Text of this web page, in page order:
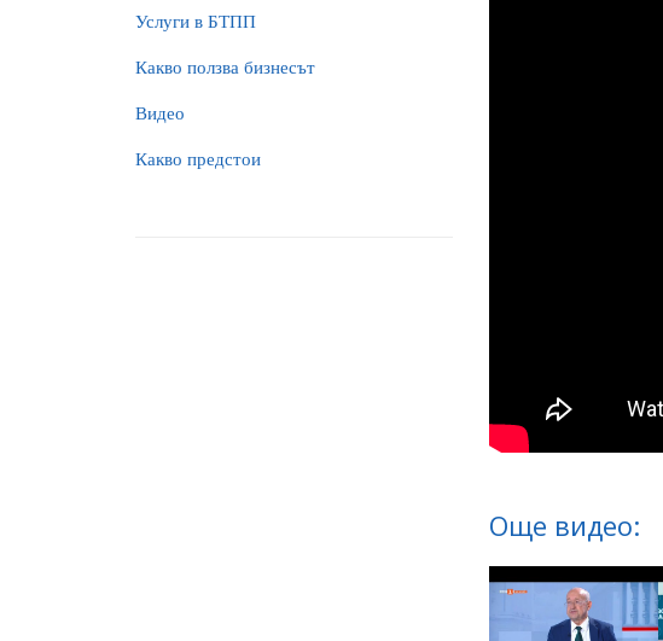
Услуги в БТПП
Какво ползва бизнесът
Видео
Какво предстои
Още видео: